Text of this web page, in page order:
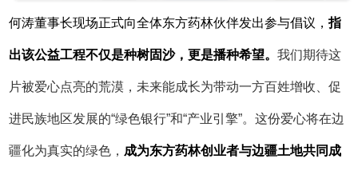
何涛董事长现场正式向全体东方药林伙伴发出参与倡议，指
出该公益工程不仅是种树固沙，更是播种希望。我们期待这
片被爱心点亮的荒漠，未来能成长为带动一方百姓增收、促
进民族地区发展的“绿色银行”和“产业引擎”。这份爱心将在边
疆化为真实的绿色， 成为东方药林创业者与边疆土地共同成